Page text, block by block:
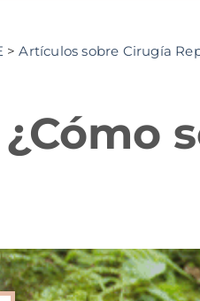
>Artículos sobre Cirugía
¿Cómo